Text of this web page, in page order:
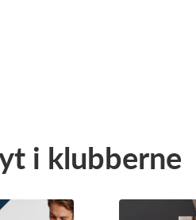
i klubberne